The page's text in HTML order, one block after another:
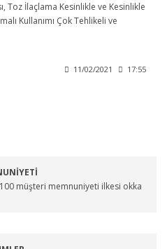
Toz İlaçlama Kesinlikle ve Kesinlikle
Kullanımı Çok Tehlikeli ve
11/02/2021 17:55
müşteri memnuniyeti ilkesi okka